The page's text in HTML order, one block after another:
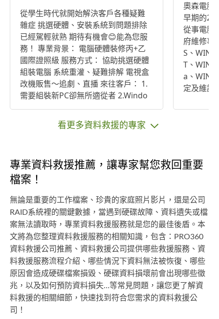
從學生時代就開始解決客戶各種疑難
雜症 挑選硬體、安裝系統到問題排除
已經駕輕就熟 期待有機會😊能為您服
務！ 專業背景： 電腦硬體裝修丙+乙
國際證照級 服務方式： 協助挑選硬體
組裝電腦 系統重灌、疑難排解 電視盒
改機販售～追劇、直播 來往客戶： 1.
需要組裝新PC卻無所適從者 2.Windo
ws系統疑難雜症排除 3.有電視盒需
求，卻不知如何下手者
奧森電腦
早期的
從事電腦
府維修事
S、WIN
T、
a、
定及維護 現代人的工作及娛樂都脫離
很大的困
到府為您的
來我們修
題可以說
最快的速
客戶的支
最專業的
服務下去。 目前我們服務範圍
雙北市、
新竹市周
筆電維修
重灌、電
府服務
看更多資料救援的專家
專業資料救援推薦，讓專家幫您救回重要
檔案！
無論是重要的工作檔案、珍貴的家庭照片影片，還是公司
RAID系統裡的關鍵數據，當遇到硬碟故障、資料遺失或檔
案無法讀取時，專業資料救援服務就是您的最佳後盾。本
文將為您整理資料救援服務的相關知識，包含：PRO360
資料救援公司推薦、資料救援公司提供哪些救援服務、資
料救援服務流程介紹、哪些情況下資料無法被恢復、哪些
原因會造成硬碟檔案損毀、硬碟資料損壞前會出現哪些徵
兆，以及如何預防資料損失…等常見問題，讓您更了解資
料救援的相關細節，快速找到符合您需求的資料救援公
司！